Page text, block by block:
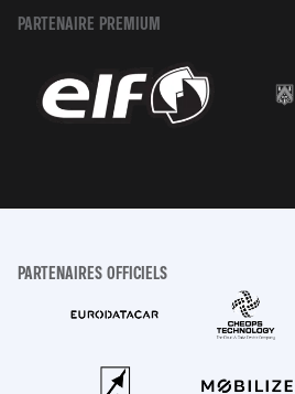
PARTENAIRE PREMIUM
PARTENAIRES OFFICIELS